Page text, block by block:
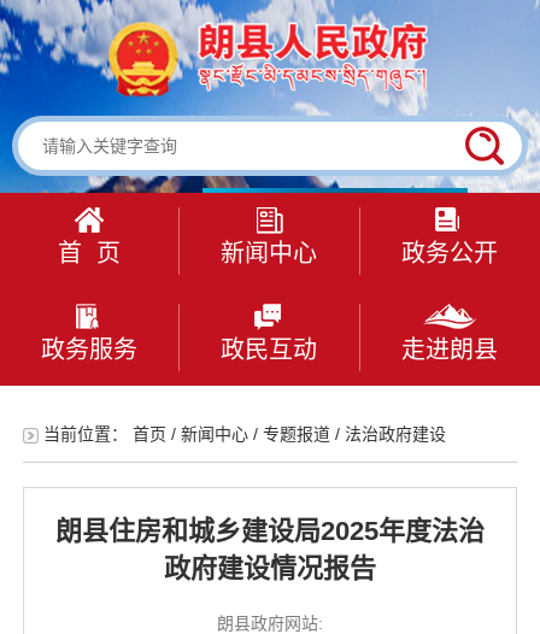
首 页 新闻中心 政务公开
政务服务 政民互动 走进朗县
当前位置： 首页 / 新闻中心/ 专题报道/ 法治政府建设
朗县住房和城乡建设局2025年度法治
政府建设情况报告
朗县政府网站: